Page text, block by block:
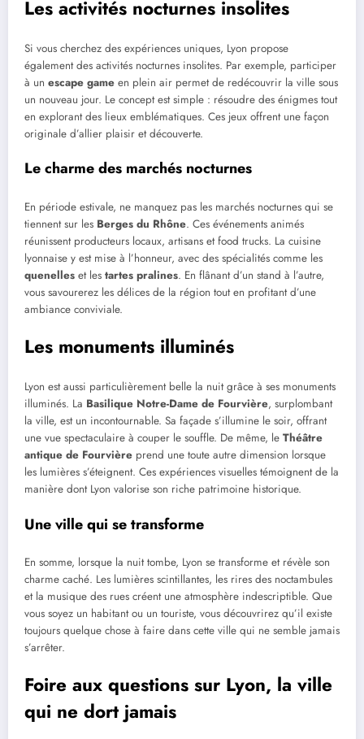
Les activités nocturnes insolites
Si vous cherchez des expériences uniques, Lyon propose
également des activités nocturnes insolites. Par exemple, participer
à un escape game en plein air permet de redécouvrir la ville sous
un nouveau jour. Le concept est simple : résoudre des énigmes tout
en explorant des lieux emblématiques. Ces jeux offrent une façon
originale d’allier plaisir et découverte.
Le charme des marchés nocturnes
En période estivale, ne manquez pas les marchés nocturnes qui se
tiennent sur les Berges du Rhône. Ces événements animés
réunissent producteurs locaux, artisans et food trucks. La cuisine
lyonnaise y est mise à l’honneur, avec des spécialités comme les
quenelles et les tartes pralines. En flânant d’un stand à l’autre,
vous savourerez les délices de la région tout en profitant d’une
ambiance conviviale.
Les monuments illuminés
Lyon est aussi particulièrement belle la nuit grâce à ses monuments
illuminés. La Basilique Notre-Dame de Fourvière, surplombant
la ville, est un incontournable. Sa façade s’illumine le soir, offrant
une vue spectaculaire à couper le souffle. De même, le Théâtre
antique de Fourvière prend une toute autre dimension lorsque
les lumières s’éteignent. Ces expériences visuelles témoignent de la
manière dont Lyon valorise son riche patrimoine historique.
Une ville qui se transforme
En somme, lorsque la nuit tombe, Lyon se transforme et révèle son
charme caché. Les lumières scintillantes, les rires des noctambules
et la musique des rues créent une atmosphère indescriptible. Que
vous soyez un habitant ou un touriste, vous découvrirez qu’il existe
toujours quelque chose à faire dans cette ville qui ne semble jamais
s’arrêter.
Foire aux questions sur Lyon, la ville
qui ne dort jamais